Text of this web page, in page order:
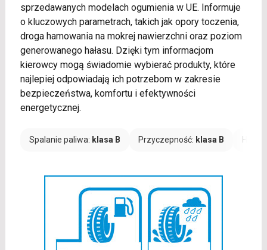
sprzedawanych modelach ogumienia w UE. Informuje
o kluczowych parametrach, takich jak opory toczenia,
droga hamowania na mokrej nawierzchni oraz poziom
generowanego hałasu. Dzięki tym informacjom
kierowcy mogą świadomie wybierać produkty, które
najlepiej odpowiadają ich potrzebom w zakresie
bezpieczeństwa, komfortu i efektywności
energetycznej.
Spalanie paliwa: klasa B Przyczepność: klasa B Hałas: